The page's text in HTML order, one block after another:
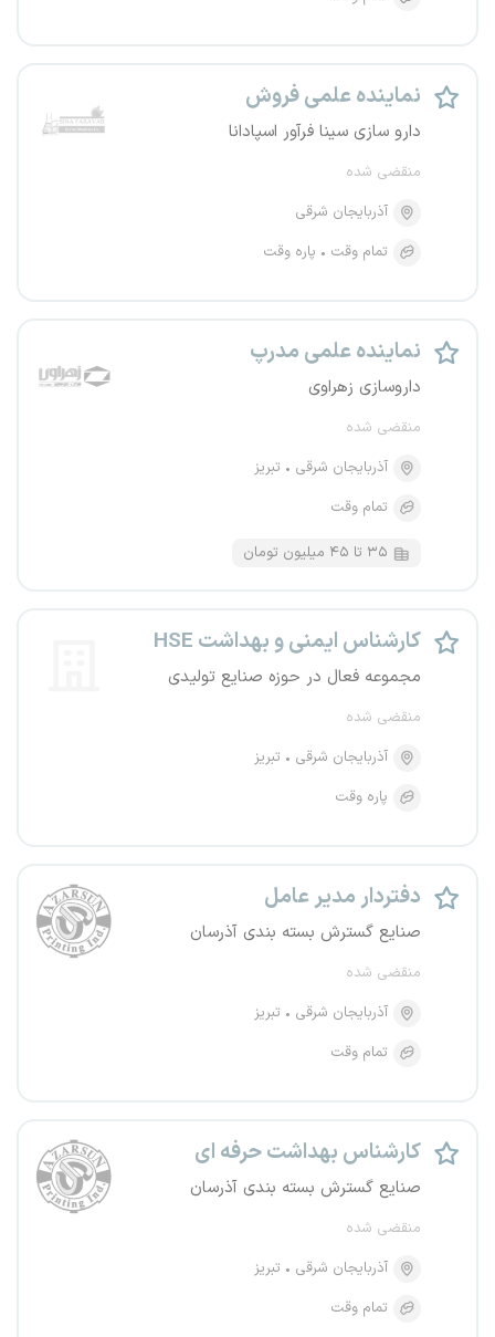
نماینده علمی فروش
دارو سازی سینا فرآور اسپادانا
منقضی شده
آذربایجان شرقی
تمام وقت
پاره وقت
نماینده علمی مدرپ
داروسازی زهراوی
منقضی شده
آذربایجان شرقی
تبریز
تمام وقت
۳۵ تا ۴۵ میلیون تومان
کارشناس ایمنی و بهداشت HSE
مجموعه فعال در حوزه صنایع تولیدی
منقضی شده
آذربایجان شرقی
تبریز
پاره وقت
دفتردار مدیر عامل
صنایع گسترش بسته بندی آذرسان
منقضی شده
آذربایجان شرقی
تبریز
تمام وقت
کارشناس بهداشت حرفه ای
صنایع گسترش بسته بندی آذرسان
منقضی شده
آذربایجان شرقی
تبریز
تمام وقت